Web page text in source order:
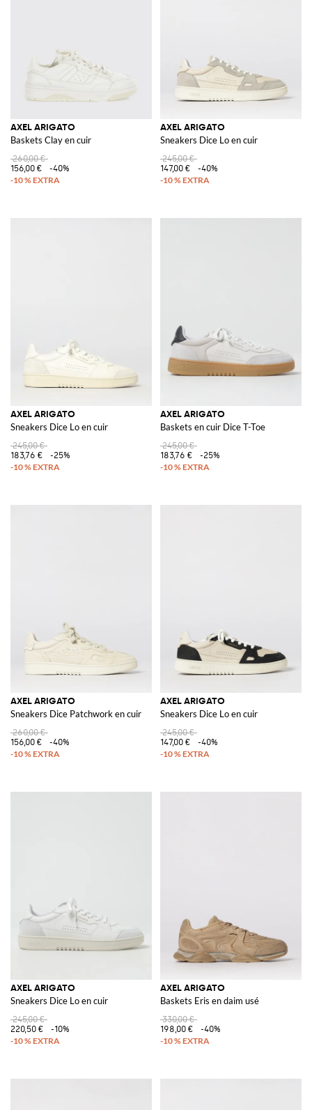
AXEL ARIGATO
Baskets Clay en cuir
260,00 €
156,00 €
-40%
AXEL ARIGATO
Sneakers Dice Lo en cuir
245,00 €
147,00 €
-40%
AXEL ARIGATO
Sneakers Dice Lo en cuir
245,00 €
183,76 €
-25%
AXEL ARIGATO
Baskets en cuir Dice T-Toe
245,00 €
183,76 €
-25%
AXEL ARIGATO
Sneakers Dice Patchwork en cuir
260,00 €
156,00 €
-40%
AXEL ARIGATO
Sneakers Dice Lo en cuir
245,00 €
147,00 €
-40%
AXEL ARIGATO
Sneakers Dice Lo en cuir
245,00 €
220,50 €
-10%
AXEL ARIGATO
Baskets Eris en daim usé
330,00 €
198,00 €
-40%